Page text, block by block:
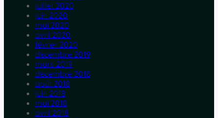
juillet 2020
juin 2020
mai 2020
avril 2020
février 2020
décembre 2019
mars 2019
décembre 2018
août 2018
juin 2018
mai 2018
avril 2018